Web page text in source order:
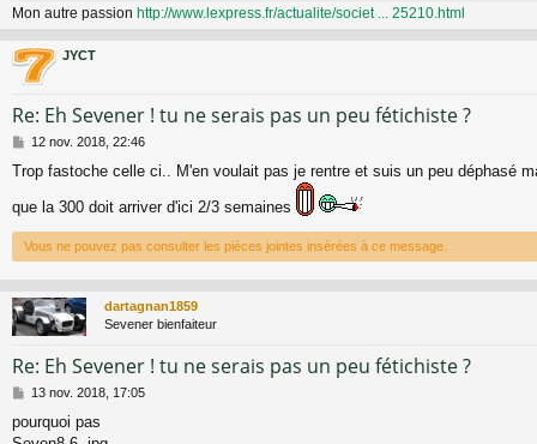
Mon autre passion http://www.lexpress.fr/actualite/societ ... 25210.html
JYCT
Re: Eh Sevener ! tu ne serais pas un peu fétichiste ?
M
s
a
g
e
12 nov. 2018, 22:46
Trop fastoche celle ci.. M'en voulait pas je rentre et suis un peu déphasé
que la 300 doit arriver d'ici 2/3 semaines
Vous ne pouvez pas consulter les pièces jointes insérées à ce message.
dartagnan1859
Sevener bienfaiteur
Re: Eh Sevener ! tu ne serais pas un peu fétichiste ?
M
s
13 nov. 2018, 17:05
pourquoi pas